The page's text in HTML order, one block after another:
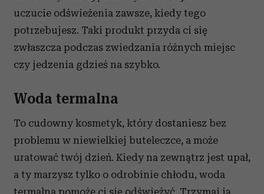
uczucie odświeżenia zawsze, kiedy tego
potrzebujesz. Taki produkt przyda ci się
zwłaszcza podczas zwiedzania różnych miejsc
czy jedzenia gdzieś na szybko.
Woda termalna
To cudowny kosmetyk, który dostaniesz bez
problemu w niewielkiej buteleczce, a może
uratować twój dzień. Kiedy na zewnątrz jest upał,
a ty marzysz tylko o odrobinie chłodu, woda
termalna pomoże ci się odświeżyć. Trzymaj ją